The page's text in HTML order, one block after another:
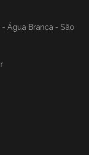
- Água Branca - São